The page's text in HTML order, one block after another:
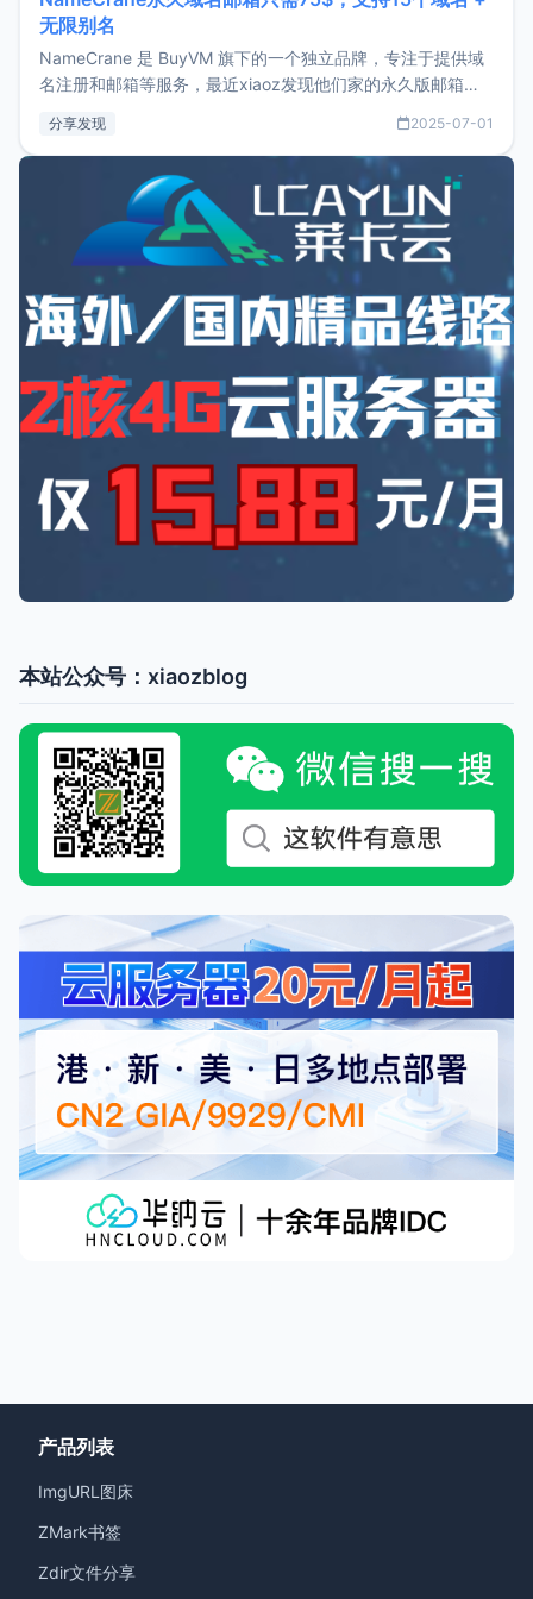
无限别名
NameCrane 是 BuyVM 旗下的一个独立品牌，专注于提供域
名注册和邮箱等服务，最近xiaoz发现他们家的永久版邮箱服
又实惠的域名邮箱，不妨尝试一下 NameCrane。注册
NameCraneNameCrane不支持直接注册，必须要购买
分享发现 2025-07-01
本站公众号：xiaozblog
产品列表
ImgURL图床
ZMark书签
Zdir文件分享